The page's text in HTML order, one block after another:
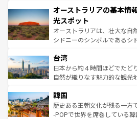
部のニューオーリンズでは、
文化が魅力。旅行者はアメリ
しみながら、その多様性と豊
るだろう。車でのロードトリ
情報は
ワイ島は見逃せない。また、
島だが、静かな自然を求める
おすすめ。エメラルドグリー
文化や歴史が息づいている。
人々、おいしいローカルフー
ク、伝統的なフラダンスなど
っている。訪れるたびに新し
はコンテンツ一覧
オーストラリアの基本情
光スポット
オーストラリアは、壮大な自
シドニーのシンボルであるシ
リアリーフや大陸中央部にそ
ク）、タスマニアの美しい原
ど、見どころがたくさん。ま
いる。アクティビティも充実
ビング、ハイキングなど、ア
い。オーストラリアの多彩な
台湾
日本から約４時間ほどでたど
自然が織りなす魅力的な観光
ン）、静ひつな山岳地帯であ
と山間の静けさが共存してお
驚きをもたらしてくれる。ま
韓国
歴史ある王朝文化が残る一方
-POPで世界を席巻している